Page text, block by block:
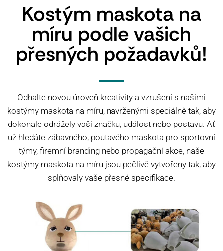
Kostým maskota na
míru podle vašich
přesných požadavků!
Odhalte novou úroveň kreativity a vzrušení s našimi
kostýmy maskota na míru, navrženými speciálně tak, aby
dokonale odrážely vaši značku, událost nebo postavu. Ať
už hledáte zábavného, poutavého maskota pro sportovní
týmy, firemní branding nebo propagační akce, naše
kostýmy maskota na míru jsou pečlivě vytvořeny tak, aby
splňovaly vaše přesné specifikace.